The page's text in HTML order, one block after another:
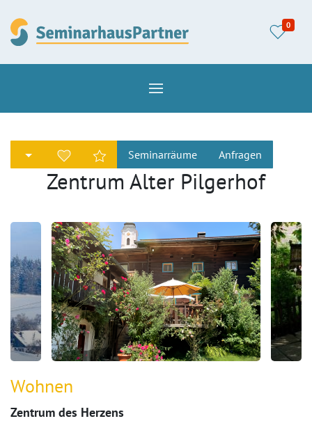
0
Seminarräume Anfragen
Zentrum Alter Pilgerhof
Hofansicht_klein
Wohnen
Zentrum des Herzens